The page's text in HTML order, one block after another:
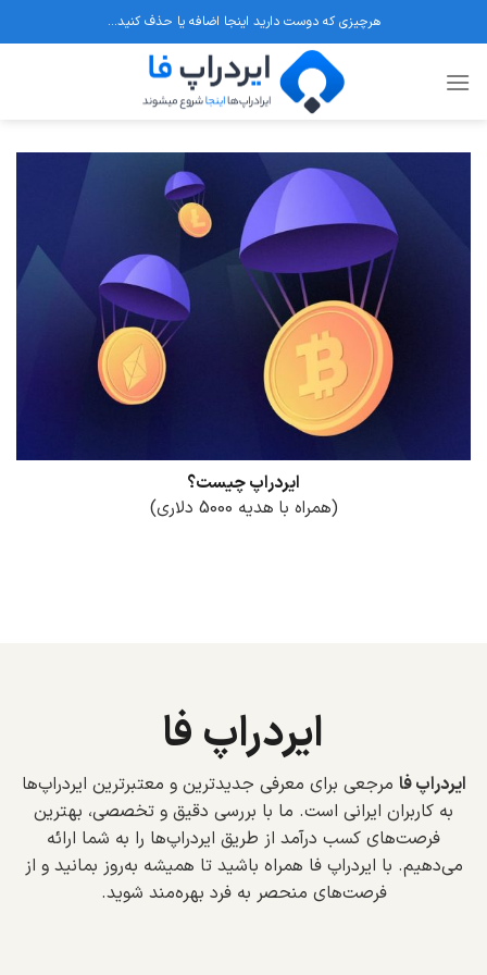
to
هرچیزی که دوست دارید اینجا اضافه یا حذف کنید...
ایردراپ چیست؟
(همراه با هدیه 5000 دلاری)
ایردراپ فا
ایردراپ فا مرجعی برای معرفی جدیدترین و معتبرترین ایردراپ‌ها
به کاربران ایرانی است. ما با بررسی دقیق و تخصصی، بهترین
فرصت‌های کسب درآمد از طریق ایردراپ‌ها را به شما ارائه
می‌دهیم. با ایردراپ فا همراه باشید تا همیشه به‌روز بمانید و از
فرصت‌های منحصر به فرد بهره‌مند شوید.